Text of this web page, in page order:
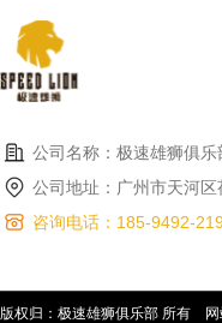
公司名称：极速雄狮俱乐
公司地址：广州市天河
咨询电话：185-9492-
版权归：极速雄狮俱乐部 所有